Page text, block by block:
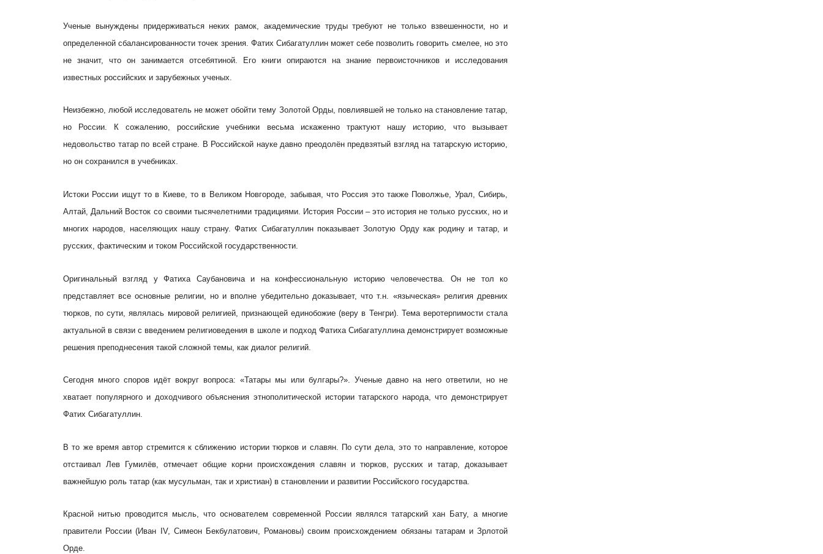
Ученые вынуждены придерживаться неких рамок, академические труды требуют не только взвешенности, но и
определенной сбалансированности точек зрения. Фатих Сибагатуллин может себе позволить говорить смелее, но это
не значит, что он занимается отсебятиной. Его книги опираются на знание первоисточников и исследования
известных российских и зарубежных ученых.
Неизбежно, любой исследователь не может обойти тему Золотой Орды, повлиявшей не только на становление татар,
но России. К сожалению, российские учебники весьма искаженно трактуют нашу историю, что вызывает
недовольство татар по всей стране. В Российской науке давно преодолён предвзятый взгляд на татарскую историю,
но он сохранился в учебниках.
Истоки России ищут то в Киеве, то в Великом Новгороде, забывая, что Россия это также Поволжье, Урал, Сибирь,
Алтай, Дальний Восток со своими тысячелетними традициями. История России – это история не только русских, но и
многих народов, населяющих нашу страну. Фатих Сибагатуллин показывает Золотую Орду как родину и татар, и
русских, фактическим и током Российской государственности.
Оригинальный взгляд у Фатиха Саубановича и на конфессиональную историю человечества. Он не тол ко
представляет все основные религии, но и вполне убедительно доказывает, что т.н. «языческая» религия древних
тюрков, по сути, являлась мировой религией, признающей единобожие (веру в Тенгри). Тема веротерпимости стала
актуальной в связи с введением религиоведения в школе и подход Фатиха Сибагатуллина демонстрирует возможные
решения преподнесения такой сложной темы, как диалог религий.
Сегодня много споров идёт вокруг вопроса: «Татары мы или булгары?». Ученые давно на него ответили, но не
хватает популярного и доходчивого объяснения этнополитической истории татарского народа, что демонстрирует
Фатих Сибагатуллин.
В то же время автор стремится к сближению истории тюрков и славян. По сути дела, это то направление, которое
отстаивал Лев Гумилёв, отмечает общие корни происхождения славян и тюрков, русских и татар, доказывает
важнейшую роль татар (как мусульман, так и христиан) в становлении и развитии Российского государства.
Красной нитью проводится мысль, что основателем современной России являлся татарский хан Бату, а многие
правители России (Иван IV, Симеон Бекбулатович, Романовы) своим происхождением обязаны татарам и Зрлотой
Орде.